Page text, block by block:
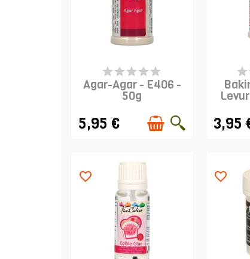
PRODUIT EN STOCK
Agar-Agar - E406 -
50g
5,95 € 3,95
favorite_border favorite_border